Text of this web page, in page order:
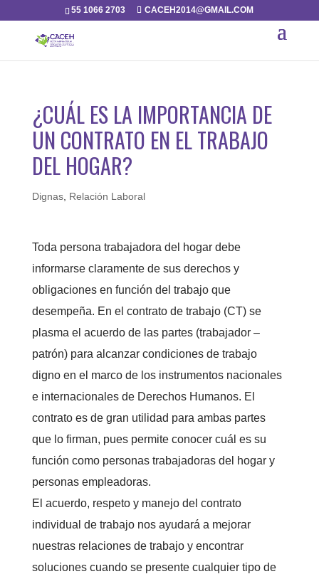
55 1066 2703 CACEH2014@GMAIL.COM
¿CUÁL ES LA IMPORTANCIA DE
UN CONTRATO EN EL TRABAJO
DEL HOGAR?
Dignas, Relación Laboral
Toda persona trabajadora del hogar debe
informarse claramente de sus derechos y
obligaciones en función del trabajo que
desempeña. En el contrato de trabajo (CT) se
plasma el acuerdo de las partes (trabajador –
patrón) para alcanzar condiciones de trabajo
digno en el marco de los instrumentos nacionales
e internacionales de Derechos Humanos. El
contrato es de gran utilidad para ambas partes
que lo firman, pues permite conocer cuál es su
función como personas trabajadoras del hogar y
personas empleadoras.
El acuerdo, respeto y manejo del contrato
individual de trabajo nos ayudará a mejorar
nuestras relaciones de trabajo y encontrar
soluciones cuando se presente cualquier tipo de